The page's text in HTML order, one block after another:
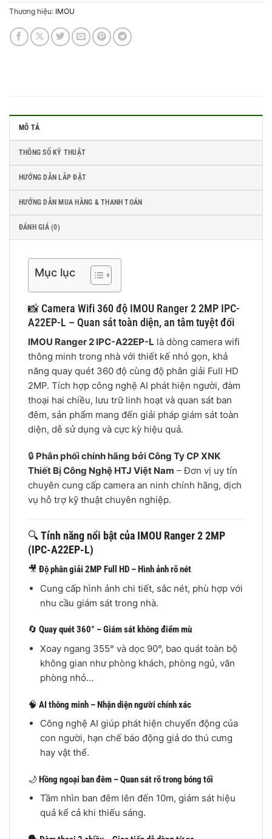
Thương hiệu: IMOU
MÔ TẢ
THÔNG SỐ KỸ THUẬT
HƯỚNG DẪN LẮP ĐẶT
HƯỚNG DẪN MUA HÀNG & THANH TOÁN
ĐÁNH GIÁ (0)
Mục lục
📸 Camera Wifi 360 độ IMOU Ranger 2 2MP IPC-
A22EP-L – Quan sát toàn diện, an tâm tuyệt đối
IMOU Ranger 2 IPC-A22EP-L là dòng camera wifi
thông minh trong nhà với thiết kế nhỏ gọn, khả
năng quay quét 360 độ cùng độ phân giải Full HD
2MP. Tích hợp công nghệ AI phát hiện người, đàm
thoại hai chiều, lưu trữ linh hoạt và quan sát ban
đêm, sản phẩm mang đến giải pháp giám sát toàn
diện, dễ sử dụng và cực kỳ hiệu quả.
🔒 Phân phối chính hãng bởi Công Ty CP XNK
Thiết Bị Công Nghệ HTJ Việt Nam – Đơn vị uy tín
chuyên cung cấp camera an ninh chính hãng, dịch
vụ hỗ trợ kỹ thuật chuyên nghiệp.
🔍Tính năng nổi bật của IMOU Ranger 2 2MP
(IPC-A22EP-L)
🎥 Độ phân giải 2MP Full HD – Hình ảnh rõ nét
Cung cấp hình ảnh chi tiết, sắc nét, phù hợp với
nhu cầu giám sát trong nhà.
🔄 Quay quét 360° – Giám sát không điểm mù
Xoay ngang 355° và dọc 90°, bao quát toàn bộ
không gian như phòng khách, phòng ngủ, văn
phòng nhỏ…
🧠 AI thông minh – Nhận diện người chính xác
Công nghệ AI giúp phát hiện chuyển động của
con người, hạn chế báo động giả do thú cưng
hay vật thể.
🌙 Hồng ngoại ban đêm – Quan sát rõ trong bóng tối
Tầm nhìn ban đêm lên đến 10m, giám sát hiệu
quả kể cả khi thiếu sáng.